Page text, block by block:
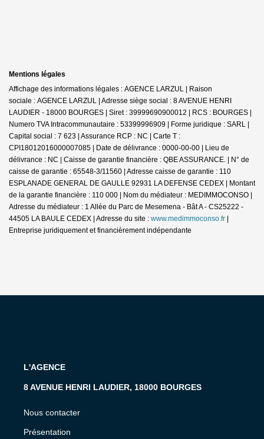
Mentions légales
Affichage des informations légales : AGENCE LARZUL | Raison
sociale : AGENCE LARZUL | Adresse siège social : 8 AVENUE HENRI
LAUDIER - 18000 BOURGES | Siret : 39999690900012 | RCS : BOURGES |
Numero TVA Intracommunautaire : 53399996909 | Forme juridique : SARL |
Capital social : 7 623 | Assurance RCP : NC | Carte T :
CPI18012016000007085 | Date de délivrance : 0000-00-00 | Lieu de
délivrance : NC | Caisse de garantie financière : QBE ASSURANCE. | N° de
caisse de garantie : 65548-3/11560 | Adresse caisse de garantie : 110
ESPLANADE GENERAL DE GAULLE 92931 LA DEFENSE CEDEX | Montant
de la garantie financière : 110 000 | Nom du médiateur : MEDIMMOCONSO |
Adresse du médiateur : 1 Allée du Parc de Mesemena - Bât A - CS25222 -
44505 LA BAULE CEDEX | Adresse du site : www.medimmoconso.fr |
Entreprise juridiquement et financièrement indépendante
L'AGENCE
8 AVENUE HENRI LAUDIER, 18000 BOURGES
Nous contacter
Présentation